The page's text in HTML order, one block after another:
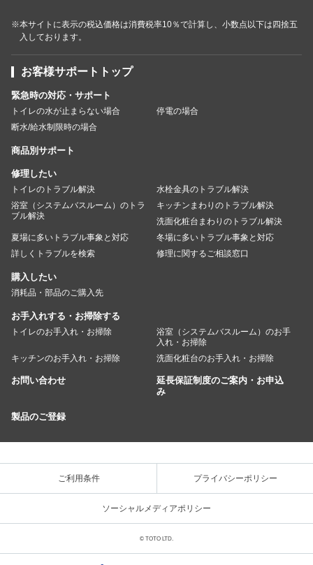
※本サイトに表示の税込価格は消費税率10％で計算し、小数点以下は四捨五
入しております。
お客様サポートトップ
緊急時の対応・サポート
トイレの水が止まらない場合
停電の場合
断水/給水制限時の場合
商品別サポート
修理したい
トイレのトラブル解決
水栓金具のトラブル解決
浴室（システムバスルーム）のトラ
ブル解決
キッチンまわりのトラブル解決
洗面化粧台まわりのトラブル解決
夏場に多いトラブル事象と対応
冬場に多いトラブル事象と対応
詳しくトラブルを検索
修理に関するご相談窓口
購入したい
消耗品・部品のご購入先
お手入れする・お掃除する
トイレのお手入れ・お掃除
浴室（システムバスルーム）のお手
入れ・お掃除
キッチンのお手入れ・お掃除
洗面化粧台のお手入れ・お掃除
お問い合わせ
延長保証制度のご案内・お申込
み
製品のご登録
ご利用条件 プライバシーポリシー
ソーシャルメディアポリシー
© TOTO LTD.